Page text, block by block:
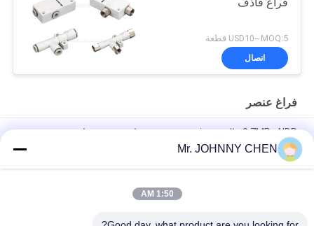
فراغ قاذف
USD10-- MOQ:5 قطعة
اتصال
فراغ عنصر
0.7MPa NBR عالميّ energy-saving فراغ مضخة, فراغ عنصر
ضغط
8mm - 125mm pu/سليكون VASB فراغ كتلة فراغ عنصر لذاتيّ اندفاع
Mr. JOHNNY CHEN
1:50 AM